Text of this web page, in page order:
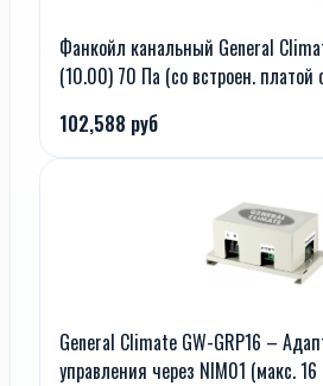
Фанкойл канальный General
(10.00) 70 Па (со встроен. платой
102,588 руб
General Climate GW-GRP16 –
управления через NIM01 (макс. 16